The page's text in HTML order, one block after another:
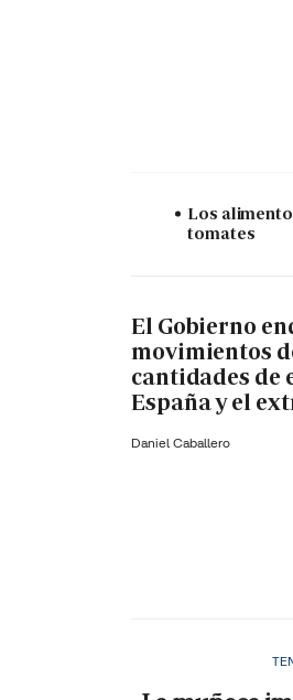
Los
tomates
El Gobierno
movimientos
cantidades de
España y el
Daniel Caballero